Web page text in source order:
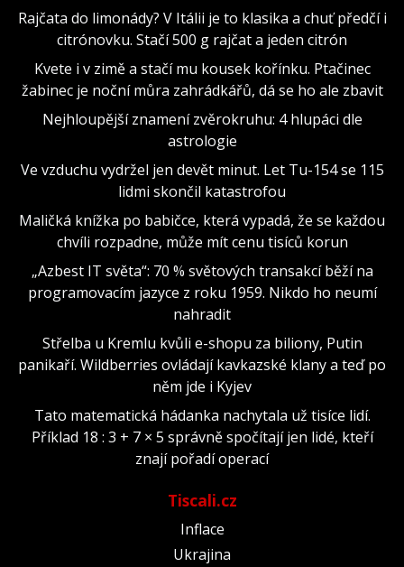
Rajčata do limonády? V Itálii je to klasika a chuť předčí i
citrónovku. Stačí 500 g rajčat a jeden citrón
Kvete i v zimě a stačí mu kousek kořínku. Ptačinec
žabinec je noční můra zahrádkářů, dá se ho ale zbavit
Nejhloupější znamení zvěrokruhu: 4 hlupáci dle
astrologie
Ve vzduchu vydržel jen devět minut. Let Tu-154 se 115
lidmi skončil katastrofou
Maličká knížka po babičce, která vypadá, že se každou
chvíli rozpadne, může mít cenu tisíců korun
„Azbest IT světa“: 70 % světových transakcí běží na
programovacím jazyce z roku 1959. Nikdo ho neumí
nahradit
Střelba u Kremlu kvůli e-shopu za biliony, Putin
panikaří. Wildberries ovládají kavkazské klany a teď po
něm jde i Kyjev
Tato matematická hádanka nachytala už tisíce lidí.
Příklad 18 : 3 + 7 × 5 správně spočítají jen lidé, kteří
znají pořadí operací
Tiscali.cz
Inflace
Ukrajina